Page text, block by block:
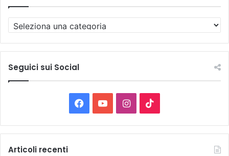
u
t
e
o
Seguici sui Social
a
o
I
n
i
Articoli recenti